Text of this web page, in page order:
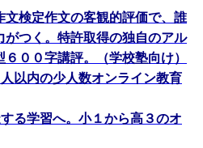
検定作文の客観的評価で、誰
つく。特許取得の独自のアル
００字講評。（学校塾向け）
以内の少人数オンライン教育
る学習へ。小１から高３のオ